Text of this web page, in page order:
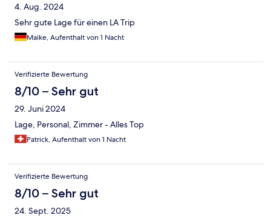
4. Aug. 2024
Sehr gute Lage für einen LA Trip
Maike, Aufenthalt von 1 Nacht
Verifizierte Bewertung
8/10 – Sehr gut
29. Juni 2024
Lage, Personal, Zimmer - Alles Top
Patrick, Aufenthalt von 1 Nacht
Verifizierte Bewertung
8/10 – Sehr gut
24. Sept. 2025